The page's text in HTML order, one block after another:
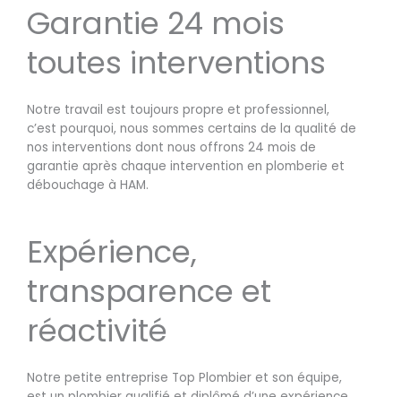
Garantie 24 mois
toutes interventions
Notre travail est toujours propre et professionnel,
c’est pourquoi, nous sommes certains de la qualité de
nos interventions dont nous offrons 24 mois de
garantie après chaque intervention en plomberie et
débouchage à HAM.
Expérience,
transparence et
réactivité
Notre petite entreprise Top Plombier et son équipe,